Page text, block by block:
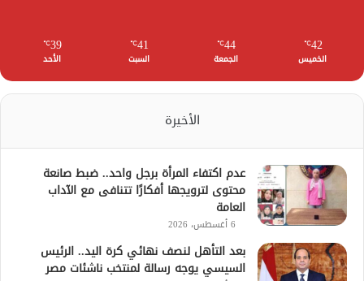
42
℃
الخميس
44
℃
الجمعة
41
℃
السبت
39
℃
الأحد
الأخيرة
عدم اكتفاء المرأة برجل واحد.. ضبط صانعة
محتوى لترويجها أفكارًا تتنافى مع الآداب
العامة
6 أغسطس، 2026
بعد التأهل لنصف نهائي كرة اليد.. الرئيس
السيسي يوجه رسالة لمنتخب ناشئات مصر